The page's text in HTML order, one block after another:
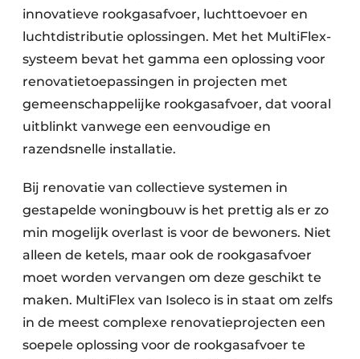
innovatieve rookgasafvoer, luchttoevoer en
luchtdistributie oplossingen. Met het MultiFlex-
systeem bevat het gamma een oplossing voor
renovatietoepassingen in projecten met
gemeenschappelijke rookgasafvoer, dat vooral
uitblinkt vanwege een eenvoudige en
razendsnelle installatie.
Bij renovatie van collectieve systemen in
gestapelde woningbouw is het prettig als er zo
min mogelijk overlast is voor de bewoners. Niet
alleen de ketels, maar ook de rookgasafvoer
moet worden vervangen om deze geschikt te
maken. MultiFlex van Isoleco is in staat om zelfs
in de meest complexe renovatieprojecten een
soepele oplossing voor de rookgasafvoer te